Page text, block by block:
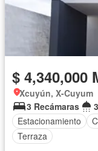
$ 4,340,000
Xcuyún, X-Cuyum
3 Recámaras
Estacionamiento
Terraza